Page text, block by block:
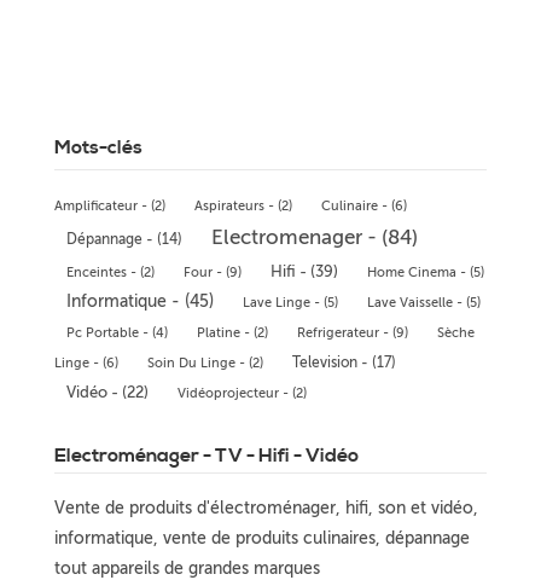
Mots-clés
Amplificateur - (2) Aspirateurs - (2) Culinaire - (6)
Dépannage - (14) Electromenager - (84)
Enceintes - (2) Four - (9) Hifi - (39) Home Cinema - (5)
Informatique - (45) Lave Linge - (5)
Lave Vaisselle - (5)
Pc Portable - (4)
Platine - (2) Refrigerateur - (9)
Sèche
Linge - (6)
Soin Du Linge - (2)
Television - (17)
Vidéo - (22)
Vidéoprojecteur - (2)
Electroménager - TV - Hifi - Vidéo
Vente de produits d'électroménager, hifi, son et vidéo,
informatique, vente de produits culinaires, dépannage
tout appareils de grandes marques